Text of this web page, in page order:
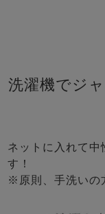
洗濯機でジ
ネットに入れて
す！
※原則、手洗いの